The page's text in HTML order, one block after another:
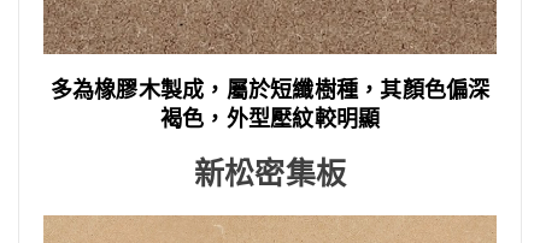
多為橡膠木製成，屬於短纖樹種，其顏色偏深
褐色，外型壓紋較明顯
新松密集板